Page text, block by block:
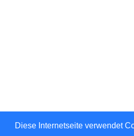
Diese Internetseite verwendet